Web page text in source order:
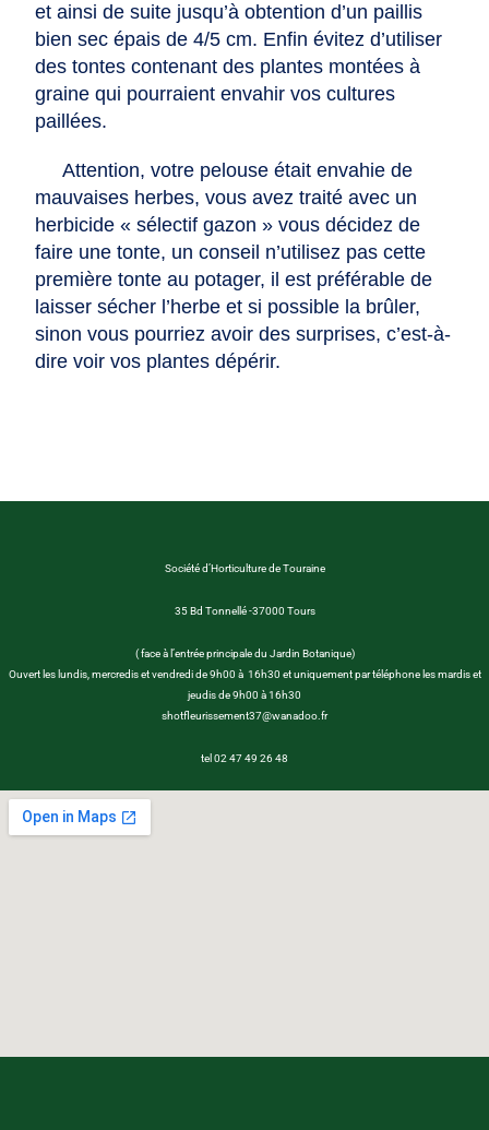
et ainsi de suite jusqu’à obtention d’un paillis
bien sec épais de 4/5 cm. Enfin évitez d’utiliser
des tontes contenant des plantes montées à
graine qui pourraient envahir vos cultures
paillées.
Attention, votre pelouse était envahie de
mauvaises herbes, vous avez traité avec un
herbicide « sélectif gazon » vous décidez de
faire une tonte, un conseil n’utilisez pas cette
première tonte au potager, il est préférable de
laisser sécher l’herbe et si possible la brûler,
sinon vous pourriez avoir des surprises, c’est-à-
dire voir vos plantes dépérir.
Société d’Horticulture de Touraine
35 Bd Tonnellé -37000 Tours
( face à l’entrée principale du Jardin Botanique)
Ouvert les lundis, mercredis et vendredi de 9h00 à 16h30 et uniquement par téléphone les mardis et
jeudis de 9h00 à 16h30
shotfleurissement37@wanadoo.fr
tel 02 47 49 26 48